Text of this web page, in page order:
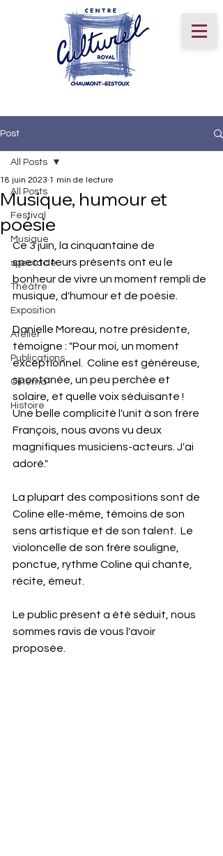
Post
All Posts
Festival
Musique
spectacle
Théâtre
Exposition
Atelier
Publications
Cinéma
Histoire
All Posts
Musique, humour et
poésie
18 juin 2023 1 min de lecture
Ce 3 juin, la cinquantaine de
spectateurs présents ont eu le
bonheur de vivre un moment rempli de
musique, d'humour et de poésie.
Danielle Moreau, notre présidente,
témoigne : "Pour moi, un moment
exceptionnel.  Coline est généreuse,
spontanée, un peu perchée et
solaire, et quelle voix séduisante !
Une belle complicité l'unit à son frère
François, nous avons vu deux
magnifiques musiciens-acteurs. J'ai
adoré."
La plupart des compositions sont de
Coline elle-même, témoins de son
sens artistique et de son talent.  Le
violoncelle de son frère souligne,
ponctue, rythme Coline qui chante,
récite, émeut.
Le public présent a été séduit, nous
sommes ravis de vous l'avoir
proposée.